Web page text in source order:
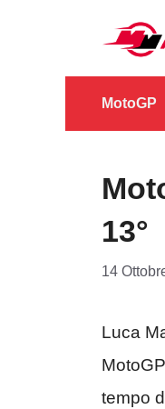
contenuto
MotoGP
13°
14
Luca
tempo